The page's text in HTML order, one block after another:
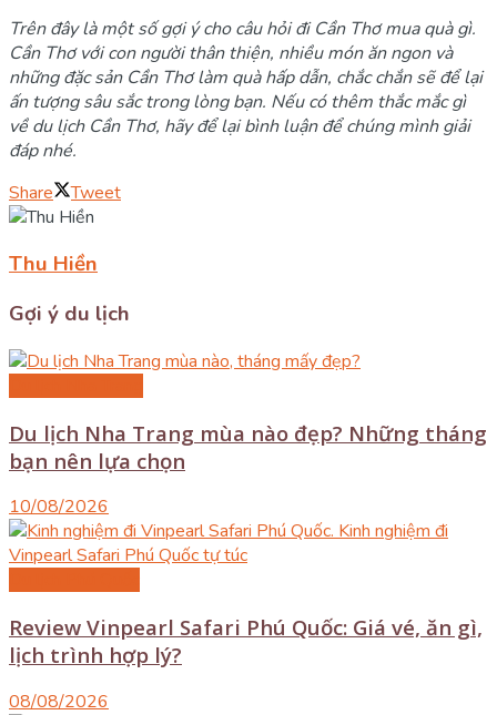
Trên đây là một số gợi ý cho câu hỏi đi Cần Thơ mua quà gì.
Cần Thơ với con người thân thiện, nhiều món ăn ngon và
những đặc sản Cần Thơ làm quà hấp dẫn, chắc chắn sẽ để lại
ấn tượng sâu sắc trong lòng bạn. Nếu có thêm thắc mắc gì
về du lịch Cần Thơ, hãy để lại bình luận để chúng mình giải
đáp nhé.
Share
Tweet
Thu Hiền
Gợi ý du lịch
Du lịch Nha Trang mùa nào đẹp? Những tháng
bạn nên lựa chọn
10/08/2026
Review Vinpearl Safari Phú Quốc: Giá vé, ăn gì,
lịch trình hợp lý?
08/08/2026